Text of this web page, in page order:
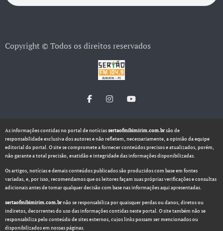
Copyright © Todos os direitos reservados
As informações contidas no portal de notíciassertaofmibimirim.com.brsão de
responsabilidade exclusiva dos autores e não refletem, necessariamente, a opinião da equipe
editorial do portal. O site se compromete a fornecer conteúdos precisos e atualizados, porém,
não garante a total precisão, exatidão e integridade das informações disponibilizadas.
Os artigos, notícias e demais conteúdos publicados são produzidos com base em fontes
variadas, e, por isso, recomendamos que os leitores façam suas próprias verificações e consultas
adicionais antes de tomar qualquer decisão com base nas informações aqui apresentadas.
sertaofmibimirim.com.brnão se responsabiliza por quaisquer perdas ou danos, diretos ou
indiretos, decorrentes do uso das informações contidas neste portal. O site também não se
responsabiliza pelo conteúdo de sites externos, cujos links possam ser mencionados ou
disponibilizados em nossas páginas.